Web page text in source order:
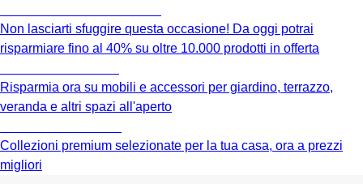
Non lasciarti sfuggire questa occasione! Da oggi potrai
risparmiare fino al 40% su oltre 10.000 prodotti in offerta
Risparmia ora su mobili e accessori per giardino, terrazzo,
veranda e altri spazi all'aperto
Collezioni premium selezionate per la tua casa, ora a prezzi
migliori